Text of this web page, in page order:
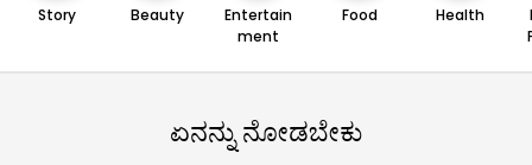
Story Beauty
Entertain
ment
Food Health
ಏನನ್ನು ನೋಡಬೇಕು